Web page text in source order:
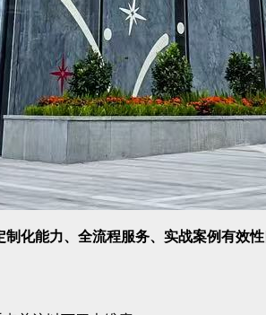
制化能力、全流程服务、实战案例有效性